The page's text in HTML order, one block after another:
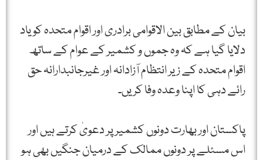
بیان کے مطابق بین الاقوامی برادری اور اقوام متحدہ کو یاد
دلایا گیا ہے کہ وہ جموں و کشمیر کے عوام کے ساتھ
اقوام متحدہ کے زیر انتظام آزادانہ اور غیرجانبدارانہ حق
رائے دہی کا اپنا وعدہ وفا کریں۔
پاکستان اور بھارت دونوں کشمیر پر دعویٰ کرتے ہیں اور
اس مسئلے پر دونوں ممالک کے درمیان جنگیں بھی ہو